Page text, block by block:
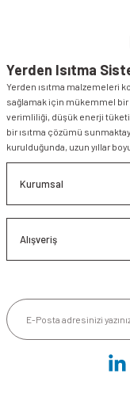
Yerden Isıtma
Yerden ısıtma malzemeleri
sağlamak için mükemmel
verimliliği, düşük enerji
bir ısıtma çözümü
kurulduğunda, uzun yıllar
Kurumsal
Alışveriş